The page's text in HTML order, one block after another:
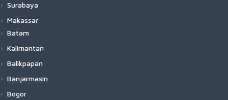
Surabaya
Makassar
Batam
Kalimantan
Balikpapan
Banjarmasin
Bogor